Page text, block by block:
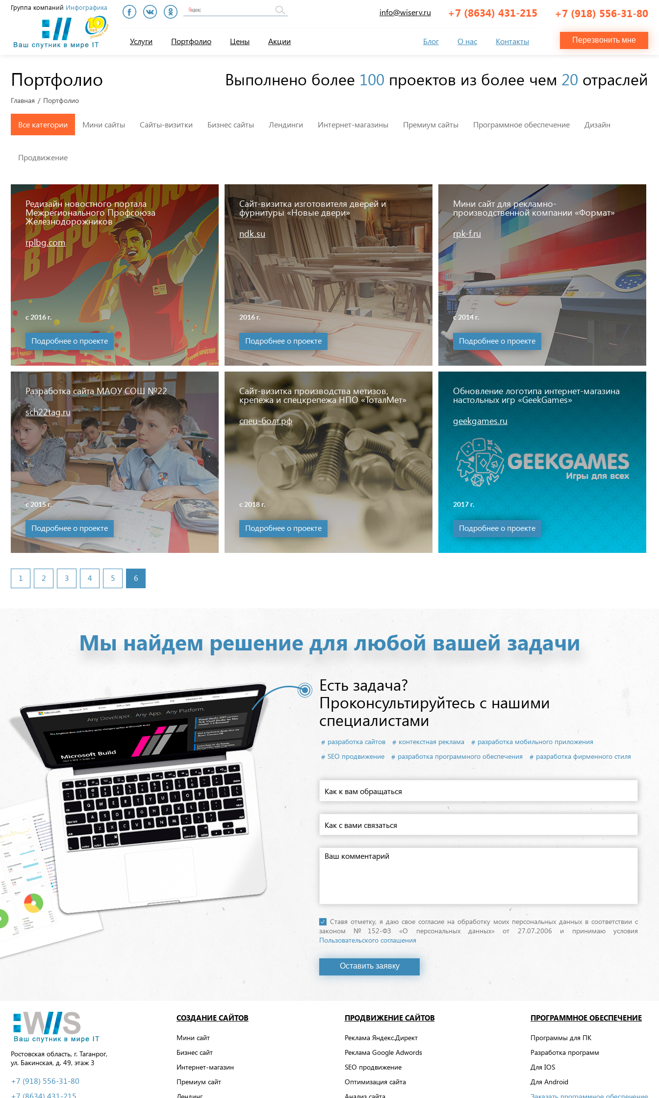
Группа компаний Инфографика
Инфографика
info@wiserv.ru +7 (8634) 431-215
Услуги Портфолио Цены Акции Блог О нас Контакты
+7 (918) 556-31-80
Перезвонить мне
Портфолио Выполнено более 100 проектов из более чем 20 отраслей
Главная Портфолио
Все категории Мини сайты Сайты-визитки Бизнес сайты Лендинги Интернет-магазины Премиум сайты Программное обеспечение Дизайн
Продвижение
Редизайн новостного портала
Межрегионального Профсоюза
Железнодорожников
rplbg.com
с 2016 г.
Подробнее о проекте
Сайт-визитка изготовителя дверей и
фурнитуры «Новые двери»
ndk.su
2016 г.
Подробнее о проекте
Мини сайт для рекламно-
производственной компании «Формат»
rpk-f.ru
с 2014 г.
Подробнее о проекте
Разработка сайта МАОУ СОШ №22
sch22tag.ru
с 2015 г.
Подробнее о проекте
Сайт-визитка производства метизов,
крепежа и спецкрепежа НПО «ТоталМет»
спец-болт.рф
с 2018 г.
Подробнее о проекте
Обновление логотипа интернет-магазина
настольных игр «GeekGames»
geekgames.ru
2017 г.
Подробнее о проекте
1 2 3 4 5 6
Мы найдем решение для любой вашей задачи
Есть задача?
Проконсультируйтесь с нашими
специалистами
разработка сайтов контекстная реклама
разработка мобильного приложения
SEO продвижение
разработка программного обеспечения разработка фирменного стиля
Ставя отметку, я даю свое согласие на обработку моих персональных данных в соответствии с
законом №152-ФЗ «О персональных данных» от 27.07.2006 и принимаю условия
Пользовательского соглашения
Оставить заявку
Ростовская область, г. Таганрог,
ул. Бакинская, д. 49, этаж 3
+7 (918) 556-31-80
+7 (8634) 431-215
СОЗДАНИЕ САЙТОВ
Мини сайт
Бизнес сайт
Интернет-магазин
Премиум сайт
ПРОДВИЖЕНИЕ САЙТОВ
Реклама Яндекс.Директ
Реклама Google Adwords
SEO продвижение
Оптимизация сайта
ПРОГРАММНОЕ ОБЕСПЕЧЕНИЕ
Программы для ПК
Разработка программ
Для IOS
Для Android